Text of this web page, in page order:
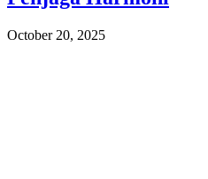
October 20, 2025